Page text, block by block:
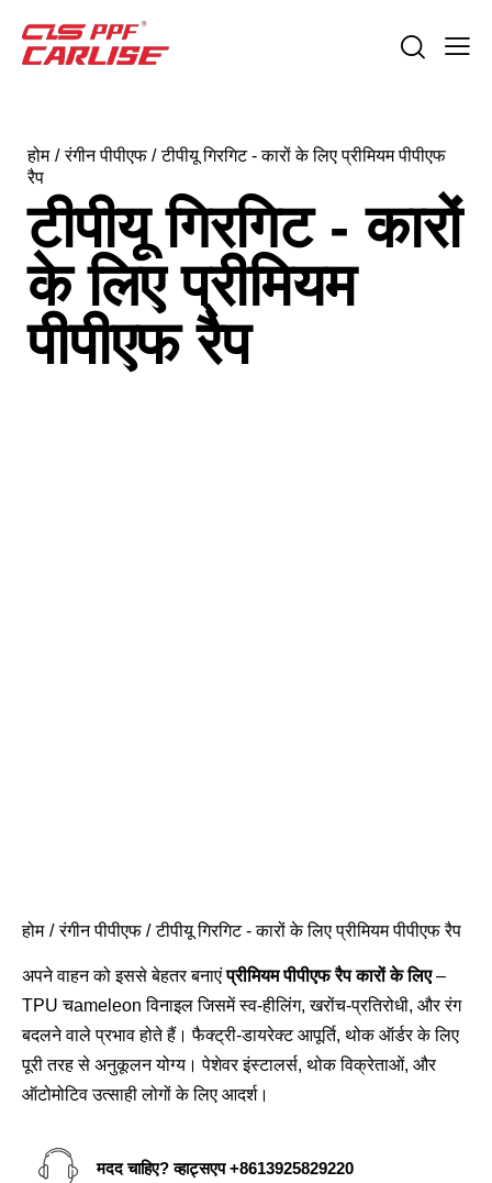
होम रंगीन पीपीएफ
टीपीयू गिरगिट - कारों के लिए प्रीमियम पीपीएफ
रैप
टीपीयू गिरगिट - कारों
के लिए प्रीमियम
पीपीएफ रैप
होम रंगीन पीपीएफ टीपीयू गिरगिट - कारों के लिए प्रीमियम पीपीएफ रैप
अपने वाहन को इससे बेहतर बनाएंप्रीमियम पीपीएफ रैप कारों के लिए–
TPU चameleon विनाइल जिसमें स्व-हीलिंग, खरोंच-प्रतिरोधी, और रंग
बदलने वाले प्रभाव होते हैं। फैक्ट्री-डायरेक्ट आपूर्ति, थोक ऑर्डर के लिए
पूरी तरह से अनुकूलन योग्य। पेशेवर इंस्टालर्स, थोक विक्रेताओं, और
ऑटोमोटिव उत्साही लोगों के लिए आदर्श।
मदद चाहिए? व्हाट्सएप+8613925829220